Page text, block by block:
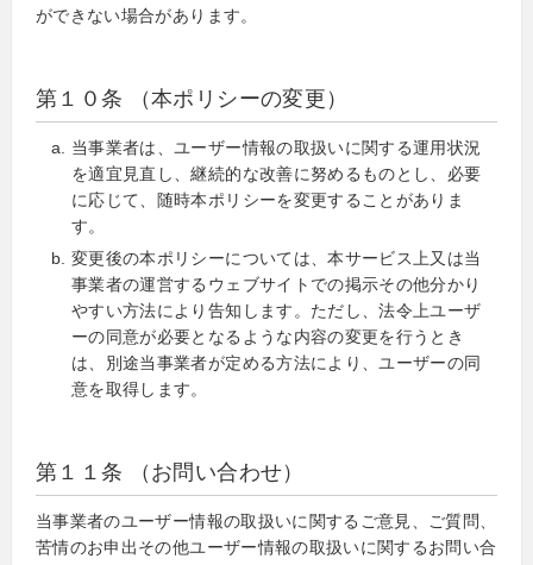
ができない場合があります。
第１０条 （本ポリシーの変更）
当事業者は、ユーザー情報の取扱いに関する運用状況
を適宜見直し、継続的な改善に努めるものとし、必要
に応じて、随時本ポリシーを変更することがありま
す。
変更後の本ポリシーについては、本サービス上又は当
事業者の運営するウェブサイトでの掲示その他分かり
やすい方法により告知します。ただし、法令上ユーザ
ーの同意が必要となるような内容の変更を行うとき
は、別途当事業者が定める方法により、ユーザーの同
意を取得します。
第１１条 （お問い合わせ）
当事業者のユーザー情報の取扱いに関するご意見、ご質問、
苦情のお申出その他ユーザー情報の取扱いに関するお問い合